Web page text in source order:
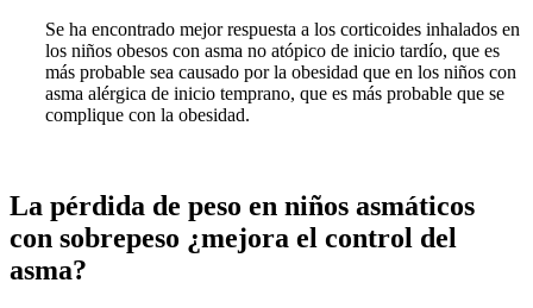
Se ha encontrado mejor respuesta a los corticoides inhalados en
los niños obesos con asma no atópico de inicio tardío, que es
más probable sea causado por la obesidad que en los niños con
asma alérgica de inicio temprano, que es más probable que se
complique con la obesidad.
La pérdida de peso en niños asmáticos
con sobrepeso ¿mejora el control del
asma?